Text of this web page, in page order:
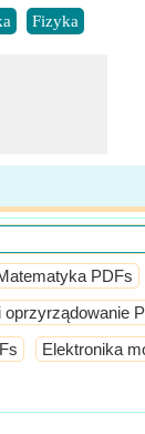
Fizyka
PDFs
oprzyrządowanie
Elektronika